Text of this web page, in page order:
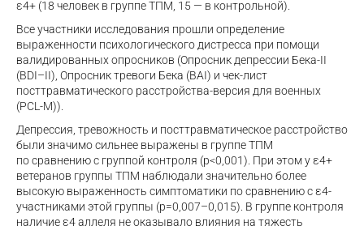
ε4+ (18 человек в группе ТПМ, 15 — в контрольной).
Все участники исследования прошли определение
выраженности психологического дистресса при помощи
валидированных опросников (Опросник депрессии Бека-II
(BDI–II), Опросник тревоги Бека (BAI) и чек-лист
посттравматического расстройства-версия для военных
(PCL-M)).
Депрессия, тревожность и посттравматическое расстройство
были значимо сильнее выражены в группе ТПМ
по сравнению с группой контроля (p<0,001). При этом у ε4+
ветеранов группы ТПМ наблюдали значительно более
высокую выраженность симптоматики по сравнению с ε4-
участниками этой группы (p=0,007–0,015). В группе контроля
наличие ε4 аллеля не оказывало влияния на тяжесть